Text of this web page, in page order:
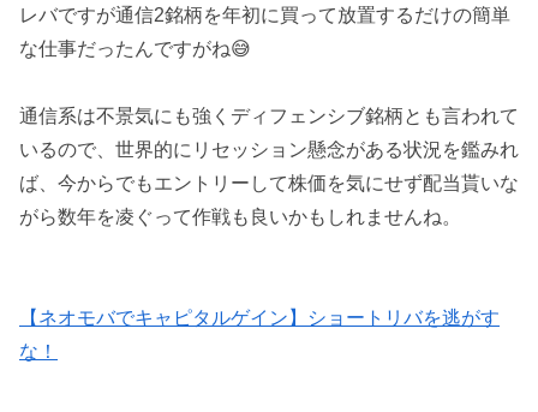
レバですが通信2銘柄を年初に買って放置するだけの簡単
な仕事だったんですがね😅
通信系は不景気にも強くディフェンシブ銘柄とも言われて
いるので、世界的にリセッション懸念がある状況を鑑みれ
ば、今からでもエントリーして株価を気にせず配当貰いな
がら数年を凌ぐって作戦も良いかもしれませんね。
【ネオモバでキャピタルゲイン】ショートリバを逃がす
な！